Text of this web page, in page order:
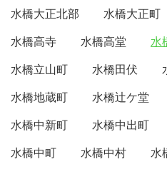
水橋大正北部
水橋大正町
水橋高寺
水橋高堂
水
水橋立山町
水橋田伏
水橋地蔵町
水橋辻ケ堂
水橋中新町
水橋中出町
水橋中町
水橋中村
水